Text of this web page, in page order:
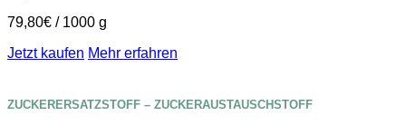
79,80€ / 1000 g
Jetzt kaufen Mehr erfahren
ZUCKERERSATZSTOFF – ZUCKERAUSTAUSCHSTOFF